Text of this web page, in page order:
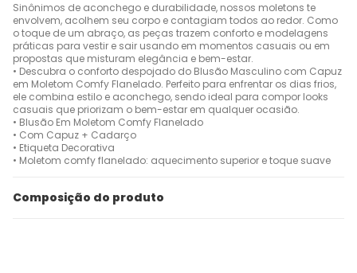
Sinônimos de aconchego e durabilidade, nossos moletons te
envolvem, acolhem seu corpo e contagiam todos ao redor. Como
o toque de um abraço, as peças trazem conforto e modelagens
práticas para vestir e sair usando em momentos casuais ou em
propostas que misturam elegância e bem-estar.
• Descubra o conforto despojado do Blusão Masculino com Capuz
em Moletom Comfy Flanelado. Perfeito para enfrentar os dias frios,
ele combina estilo e aconchego, sendo ideal para compor looks
casuais que priorizam o bem-estar em qualquer ocasião.
• Blusão Em Moletom Comfy Flanelado
• Com Capuz + Cadarço
• Etiqueta Decorativa
• Moletom comfy flanelado: aquecimento superior e toque suave
Composição do produto